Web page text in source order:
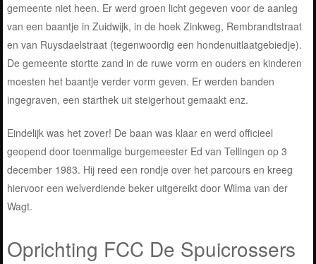
gemeente niet heen. Er werd groen licht gegeven voor de aanleg
van een baantje in Zuidwijk, in de hoek Zinkweg, Rembrandtstraat
en van Ruysdaelstraat (tegenwoordig een hondenuitlaatgebiedje).
De gemeente stortte zand in de ruwe vorm en ouders en kinderen
moesten het baantje verder vorm geven. Er werden banden
ingegraven, een starthek uit steigerhout gemaakt enz.
Eindelijk was het zover! De baan was klaar en werd officieel
geopend door toenmalige burgemeester Ed van Tellingen op 3
december 1983. Hij reed een rondje over het parcours en kreeg
hiervoor een welverdiende beker uitgereikt door Wilma van der
Wagt.
Oprichting FCC De Spuicrossers